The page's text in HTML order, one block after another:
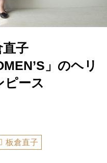
直子
」のヘリ
ピース
板倉直子